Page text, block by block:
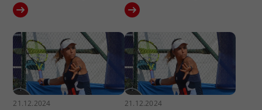
21.12.2024 21.12.2024